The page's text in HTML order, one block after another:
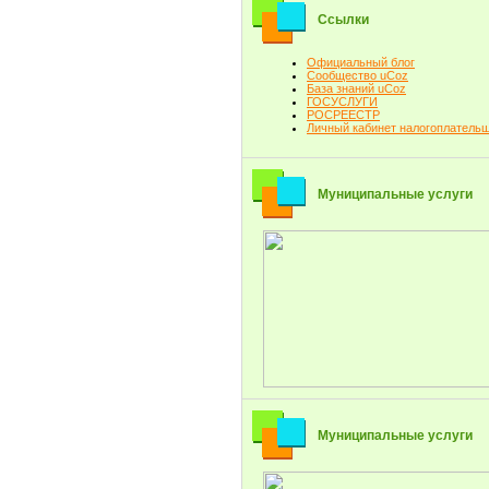
Ссылки
Официальный блог
Сообщество uCoz
База знаний uCoz
ГОСУСЛУГИ
РОСРЕЕСТР
Личный кабинет
Муниципальные услуги
Муниципальные услуги